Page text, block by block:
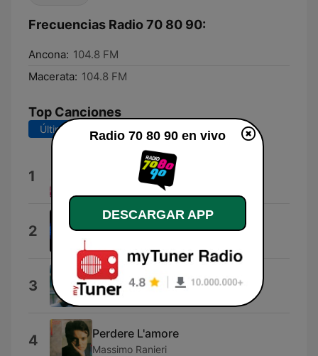
Frecuencias Radio 70 80 90:
Ancona: 104.8 FM
Macerata: 104.8 FM
Top Canciones
Últimos 7 días Últimos 30 días
1 70/80/90
2 Segnale orario
3 Semplice
Gianni Togni
4 Perdere L'amore
Massimo Ranieri
Radio 70 80 90 en vivo
DESCARGAR APP